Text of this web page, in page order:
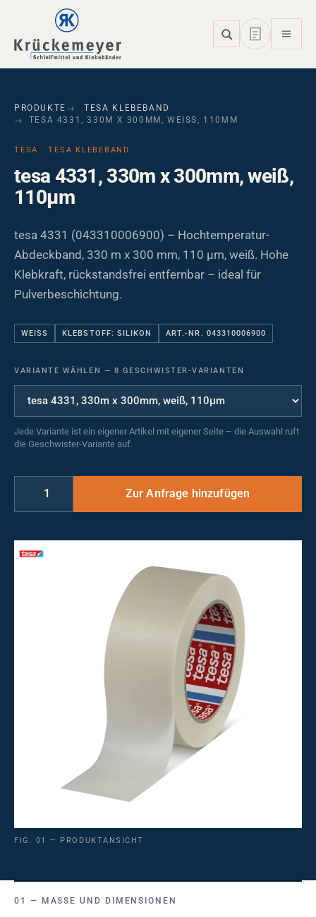
Skip to main navigation
Skip to main content
Skip to page footer
PRODUKTE
TESA KLEBEBAND
TESA 4331, 330M X 300MM, WEISS, 110ΜM
TESA · TESA KLEBEBAND
tesa 4331, 330m x 300mm, weiß,
110µm
tesa 4331 (043310006900) – Hochtemperatur-
Abdeckband, 330 m x 300 mm, 110 µm, weiß. Hohe
Klebkraft, rückstandsfrei entfernbar – ideal für
Pulverbeschichtung.
WEISS KLEBSTOFF: SILIKON ART.-NR. 043310006900
VARIANTE WÄHLEN — 8 GESCHWISTER-VARIANTEN
Jede Variante ist ein eigener Artikel mit eigener Seite – die Auswahl ruft
die Geschwister-Variante auf.
FIG. 01 — PRODUKTANSICHT
MASSE UND DIMENSIONEN